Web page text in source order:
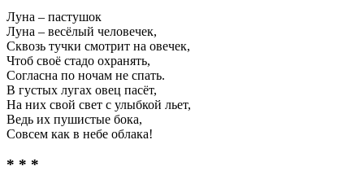
Луна – пастушок
Луна – весёлый человечек,
Сквозь тучки смотрит на овечек,
Чтоб своё стадо охранять,
Согласна по ночам не спать.
В густых лугах овец пасёт,
На них свой свет с улыбкой льет,
Ведь их пушистые бока,
Совсем как в небе облака!
* * *